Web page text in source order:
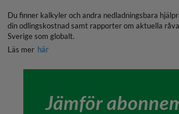
Du finner kalkyler och andra nedladningsbara
din odlingskostnad samt rapporter om aktuella
Sverige som globalt.
Läs mer här